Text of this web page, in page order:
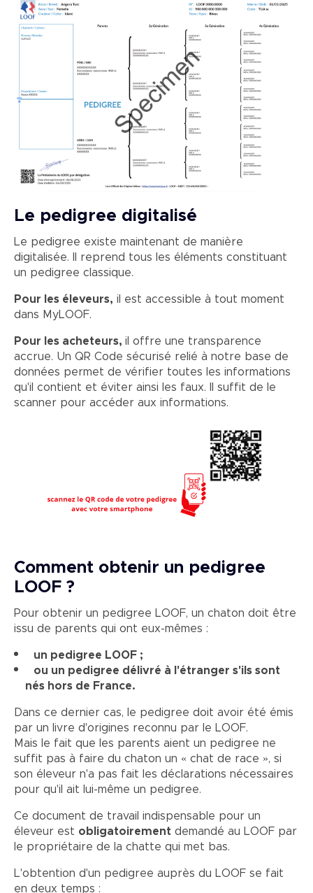
Le pedigree digitalisé
Le pedigree existe maintenant de manière
digitalisée. Il reprend tous les éléments constituant
un pedigree classique.
Pour les éleveurs, il est accessible à tout moment
dans MyLOOF.
Pour les acheteurs, il offre une transparence
accrue. Un QR Code sécurisé relié à notre base de
données permet de vérifier toutes les informations
qu'il contient et éviter ainsi les faux. Il suffit de le
scanner pour accéder aux informations.
Comment obtenir un pedigree
LOOF ?
Pour obtenir un pedigree LOOF, un chaton doit être
issu de parents qui ont eux-mêmes :
un pedigree LOOF ;
ou un pedigree délivré à l'étranger s'ils sont
nés hors de France.
Dans ce dernier cas, le pedigree doit avoir été émis
par un livre d'origines reconnu par le LOOF.
Mais le fait que les parents aient un pedigree ne
suffit pas à faire du chaton un « chat de race », si
son éleveur n'a pas fait les déclarations nécessaires
pour qu'il ait lui-même un pedigree.
Ce document de travail indispensable pour un
éleveur est obligatoirement demandé au LOOF par
le propriétaire de la chatte qui met bas.
L'obtention d'un pedigree auprès du LOOF se fait
en deux temps :